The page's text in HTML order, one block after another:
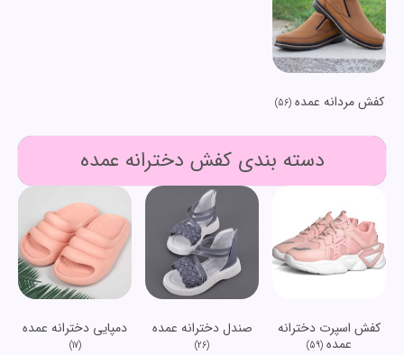
کفش مردانه عمده(56)
دسته بندی کفش دخترانه عمده
کفش اسپرت دخترانه
عمده (59)
صندل دخترانه عمده
(26)
دمپایی دخترانه عمده
(17)